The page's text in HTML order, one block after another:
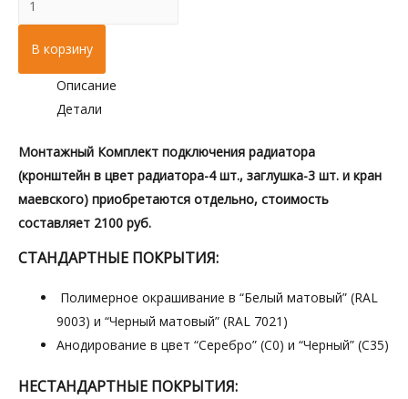
товара
1200
mm
Радиатор
отопления
Solid
В корзину
Описание
Детали
Монтажный Комплект подключения радиатора
(кронштейн в цвет радиатора-4 шт., заглушка-3 шт. и кран
маевского) приобретаются отдельно, стоимость
составляет 2100 руб.
СТАНДАРТНЫЕ ПОКРЫТИЯ:
Полимерное окрашивание в “Белый матовый” (RAL
9003) и “Черный матовый” (RAL 7021)
Анодирование в цвет “Серебро” (С0) и “Черный” (С35)
НЕСТАНДАРТНЫЕ ПОКРЫТИЯ: